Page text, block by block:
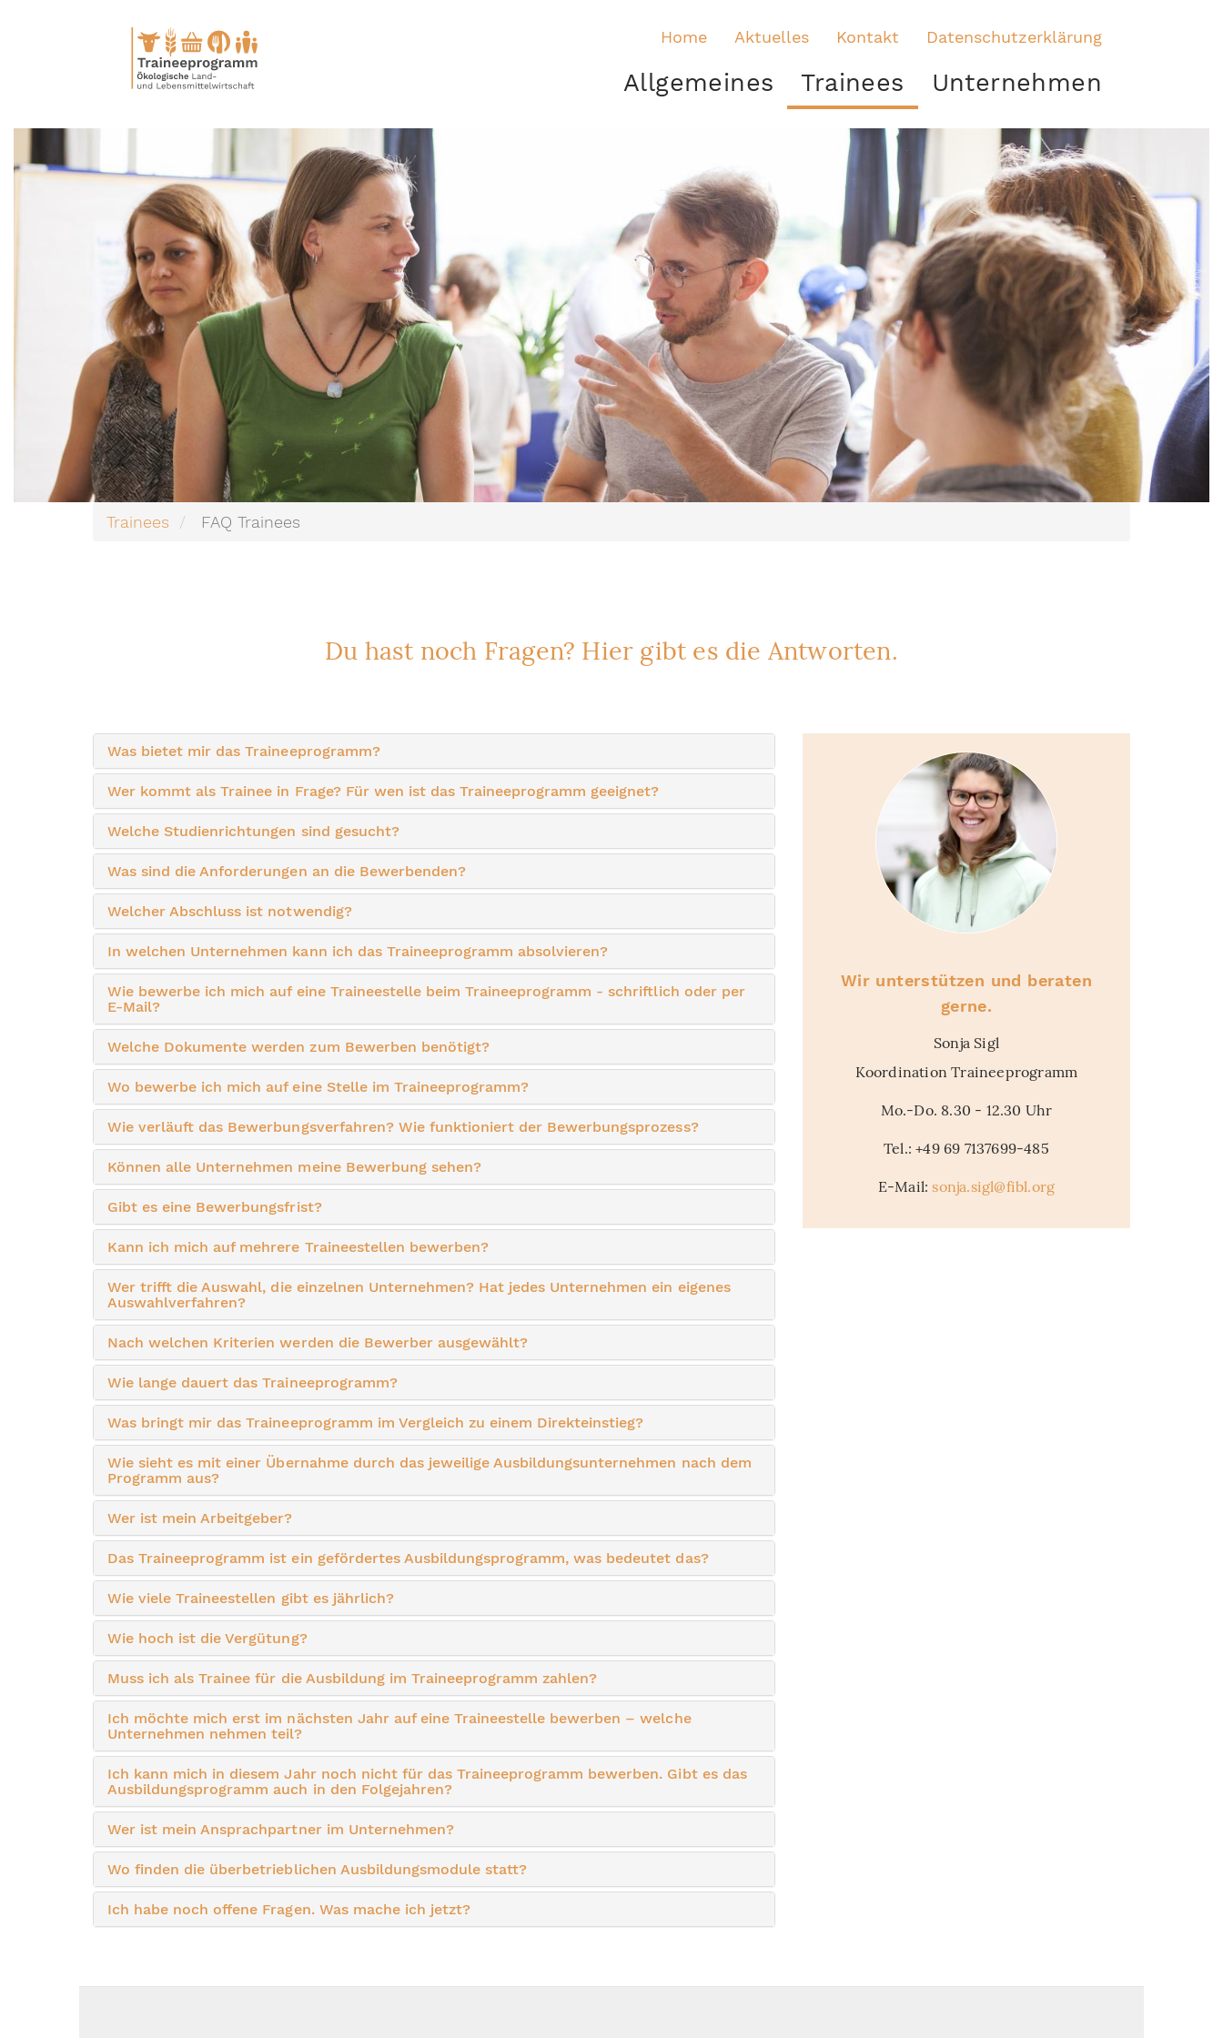
Home Aktuelles Kontakt Datenschutzerklärung
Allgemeines Trainees Unternehmen
Trainees FAQ Trainees
Du hast noch Fragen? Hier gibt es die Antworten.
Was bietet mir das Traineeprogramm?
Wer kommt als Trainee in Frage? Für wen ist das Traineeprogramm geeignet?
Welche Studienrichtungen sind gesucht?
Was sind die Anforderungen an die Bewerbenden?
Welcher Abschluss ist notwendig?
In welchen Unternehmen kann ich das Traineeprogramm absolvieren?
Wie bewerbe ich mich auf eine Traineestelle beim Traineeprogramm - schriftlich oder per
E-Mail?
Welche Dokumente werden zum Bewerben benötigt?
Wo bewerbe ich mich auf eine Stelle im Traineeprogramm?
Wie verläuft das Bewerbungsverfahren? Wie funktioniert der Bewerbungsprozess?
Können alle Unternehmen meine Bewerbung sehen?
Gibt es eine Bewerbungsfrist?
Kann ich mich auf mehrere Traineestellen bewerben?
Wer trifft die Auswahl, die einzelnen Unternehmen? Hat jedes Unternehmen ein eigenes
Auswahlverfahren?
Nach welchen Kriterien werden die Bewerber ausgewählt?
Wie lange dauert das Traineeprogramm?
Was bringt mir das Traineeprogramm im Vergleich zu einem Direkteinstieg?
Wie sieht es mit einer Übernahme durch das jeweilige Ausbildungsunternehmen nach dem
Programm aus?
Wer ist mein Arbeitgeber?
Das Traineeprogramm ist ein gefördertes Ausbildungsprogramm, was bedeutet das?
Wie viele Traineestellen gibt es jährlich?
Wie hoch ist die Vergütung?
Muss ich als Trainee für die Ausbildung im Traineeprogramm zahlen?
Ich möchte mich erst im nächsten Jahr auf eine Traineestelle bewerben – welche
Unternehmen nehmen teil?
Ich kann mich in diesem Jahr noch nicht für das Traineeprogramm bewerben. Gibt es das
Ausbildungsprogramm auch in den Folgejahren?
Wer ist mein Ansprachpartner im Unternehmen?
Wo finden die überbetrieblichen Ausbildungsmodule statt?
Ich habe noch offene Fragen. Was mache ich jetzt?
Wir unterstützen und beraten
gerne.
Sonja Sigl
Koordination Traineeprogramm
Mo.-Do. 8.30 - 12.30 Uhr
Tel.: +49 69 7137699-485
E-Mail: sonja.sigl@fibl.org